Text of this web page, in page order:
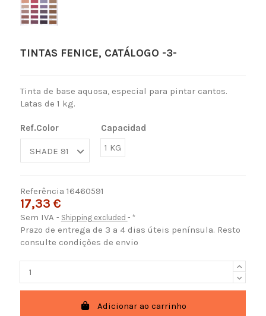
TINTAS FENICE, CATÁLOGO -3-
Tinta de base aquosa, especial para pintar cantos.
Latas de 1 kg.
Ref.Color
Capacidad
1 KG
Referência 16460591
17,33 €
Sem IVA Shipping excluded *
Prazo de entrega de 3 a 4 dias úteis península. Resto
consulte condições de envio
Adicionar ao carrinho